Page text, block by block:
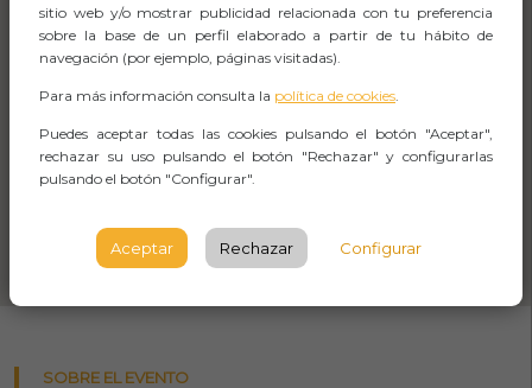
SOBRE EL EVENTO
sitio web y/o mostrar publicidad relacionada con tu preferencia
sobre la base de un perfil elaborado a partir de tu hábito de
navegación (por ejemplo, páginas visitadas).
Para más información consulta la política de cookies.
Puedes aceptar todas las cookies pulsando el botón "Aceptar",
rechazar su uso pulsando el botón "Rechazar" y configurarlas
pulsando el botón "Configurar".
Aceptar Rechazar Configurar